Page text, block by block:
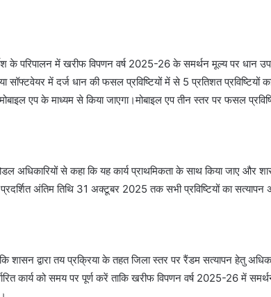
के परिपालन में खरीफ विपणन वर्ष 2025-26 के समर्थन मूल्य पर धान
सॉफ्टवेयर में दर्ज धान की फसल प्रविष्टियों में से 5 प्रतिशत
मोबाइल एप के माध्यम से किया जाएगा।मोबाइल एप तीन स्तर पर फसल
अधिकारियों से कहा कि यह कार्य प्राथमिकता के साथ किया जाए और
अंतिम तिथि 31 अक्टूबर 2025 तक सभी प्रविष्टियों का सत्यापन
कि शासन द्वारा तय प्रक्रिया के तहत जिला स्तर पर रैंडम सत्यापन हेतु
कार्य को समय पर पूर्ण करें ताकि खरीफ विपणन वर्ष 2025-26 में